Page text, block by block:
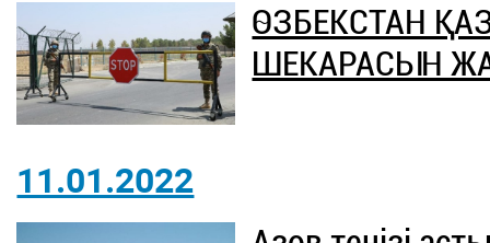
ӨЗБЕКСТАН
ШЕКАРАСЫН
11.01.2022